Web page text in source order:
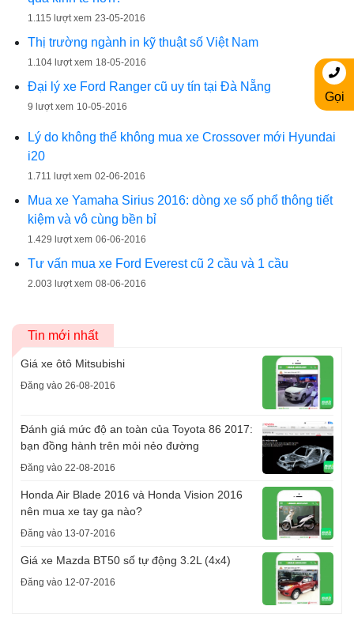
1.115 lượt xem 23-05-2016
Thị trường ngành in kỹ thuật số Việt Nam
1.104 lượt xem 18-05-2016
Đại lý xe Ford Ranger cũ uy tín tại Đà Nẵng
9 lượt xem 10-05-2016
Lý do không thể không mua xe Crossover mới Hyundai
i20
1.711 lượt xem 02-06-2016
Mua xe Yamaha Sirius 2016: dòng xe số phổ thông tiết
kiệm và vô cùng bền bỉ
1.429 lượt xem 06-06-2016
Tư vấn mua xe Ford Everest cũ 2 cầu và 1 cầu
2.003 lượt xem 08-06-2016
Tin mới nhất
Giá xe ôtô Mitsubishi
Đăng vào 26-08-2016
Đánh giá mức độ an toàn của Toyota 86 2017:
bạn đồng hành trên mỏi nẻo đường
Đăng vào 22-08-2016
Honda Air Blade 2016 và Honda Vision 2016
nên mua xe tay ga nào?
Đăng vào 13-07-2016
Giá xe Mazda BT50 số tự động 3.2L (4x4)
Đăng vào 12-07-2016
Gọi